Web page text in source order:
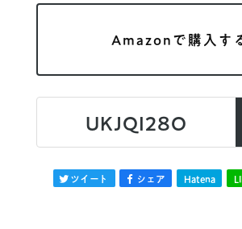
Amazonで購入す
UKJQI28O
ツイート シェア Hatena